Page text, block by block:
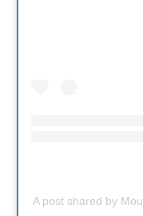
A post shared by